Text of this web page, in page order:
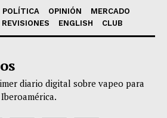
POLÍTICA OPINIÓN
MERCADO
REVISIONES ENGLISH CLUB
diario digital sobre vapeo para